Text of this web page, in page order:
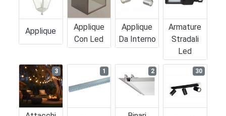
Applique
Applique
Con Led
Applique
Da Interno
Armature
Stradali
Led
3 1 2 30